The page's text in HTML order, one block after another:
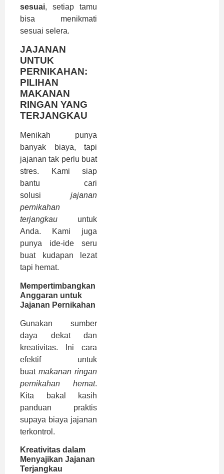
sesuai, setiap tamu
bisa menikmati
sesuai selera.
JAJANAN
UNTUK
PERNIKAHAN:
PILIHAN
MAKANAN
RINGAN YANG
TERJANGKAU
Menikah punya
banyak biaya, tapi
jajanan tak perlu buat
stres. Kami siap
bantu cari
solusi jajanan
pernikahan
terjangkau untuk
Anda. Kami juga
punya ide-ide seru
buat kudapan lezat
tapi hemat.
Mempertimbangkan
Anggaran untuk
Jajanan Pernikahan
Gunakan sumber
daya dekat dan
kreativitas. Ini cara
efektif untuk
buat makanan ringan
pernikahan hemat.
Kita bakal kasih
panduan praktis
supaya biaya jajanan
terkontrol.
Kreativitas dalam
Menyajikan Jajanan
Terjangkau